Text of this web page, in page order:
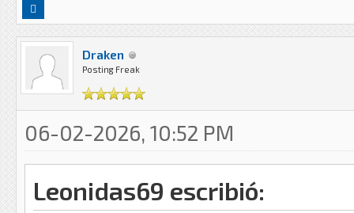
Draken
Posting Freak
06-02-2026, 10:52 PM
Leonidas69 escribió: